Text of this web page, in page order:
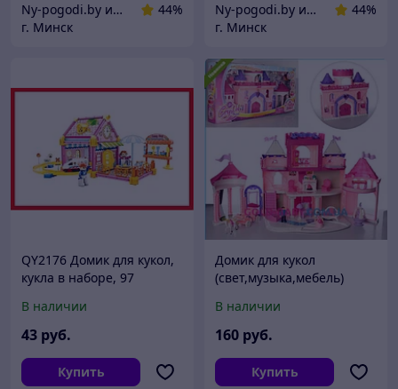
Ny-pogodi.by интернет магазин "Ну, погоди бай"
44%
г. Минск
Ny-pogodi.by интернет магазин "Ну, погоди бай"
44%
г. Минск
QY2176 Домик для кукол,
кукла в наборе, 97
В наличии
43 руб.
Купить
Домик для кукол
(свет,музыка,мебель)
В наличии
160 руб.
Купить